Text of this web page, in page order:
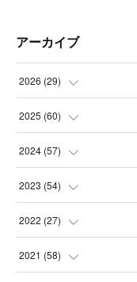
アーカイブ
2026 (29)
(5
(3
(7
(6
2025 (60)
(3
(3
(3
(2
2024 (57)
(4
(5
(2
2023 (54)
(6
(8
2022 (27)
(1
2021 (58)